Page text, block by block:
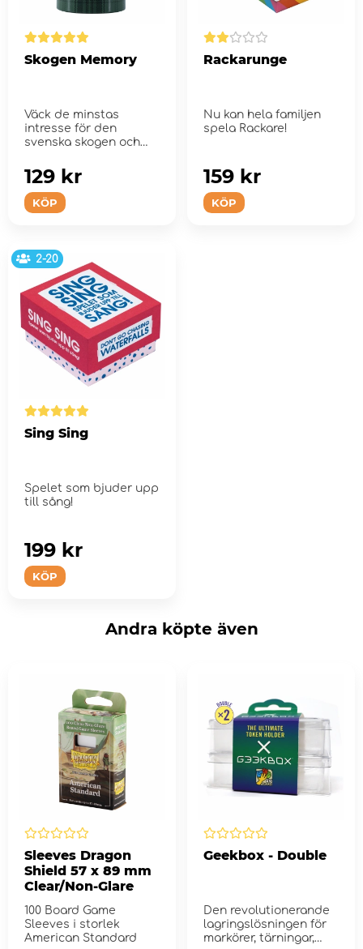
Skogen Memory
Väck de minstas
intresse för den
svenska skogen och
Skog...
KÖP
129 kr
Rackarunge
Nu kan hela familjen
spela Rackare!
KÖP
159 kr
2-20
Sing Sing
Spelet som bjuder upp
till sång!
KÖP
199 kr
Andra köpte även
Sleeves Dragon
Shield 57 x 89 mm
Clear/Non-Glare
100 Board Game
Sleeves i storlek
American Standard
Geekbox - Double
Den revolutionerande
lagringslösningen för
markörer, tärningar,